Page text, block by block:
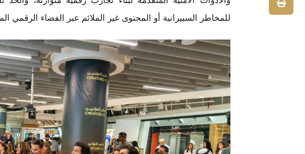
للمخاطر السيبرانية أو المحتوى غير الملائم عبر الفضاء الرقمي